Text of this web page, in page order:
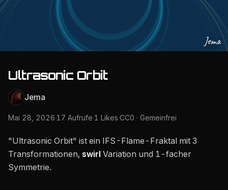
Jema
Ultrasonic Orbit
Jema
Mai 28, 2026·17 Aufrufe·1 Likes·CC0 · Gemeinfrei
"Ultrasonic Orbit" ist ein IFS-Flame-Fraktal mit 3
Transformationen, swirl Variation und 1-facher
Symmetrie.